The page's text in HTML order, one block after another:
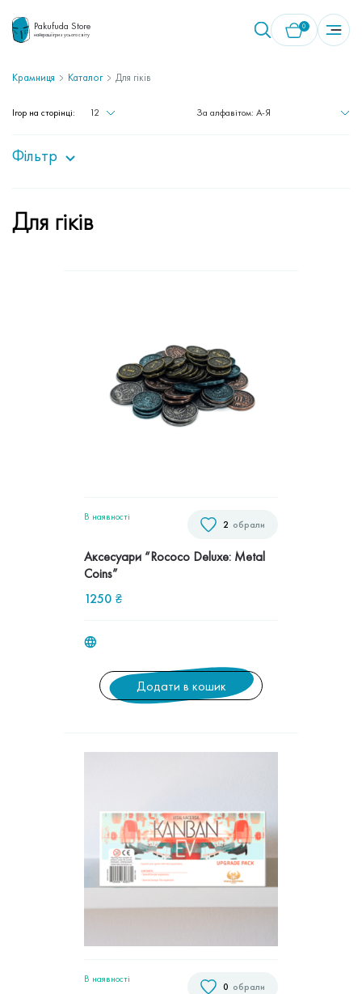
Pakufuda Store
найкращі ігри з усього світу
0
Крамниця Каталог Для гіків
Ігор на сторінці: 12 За алфавітом: A-Я
Фільтр
Для гіків
обрали
2
В наявностi
Аксесуари “Rococo Deluxe: Metal
Coins”
1250 ₴
Додати в кошик
обрали
0
В наявностi